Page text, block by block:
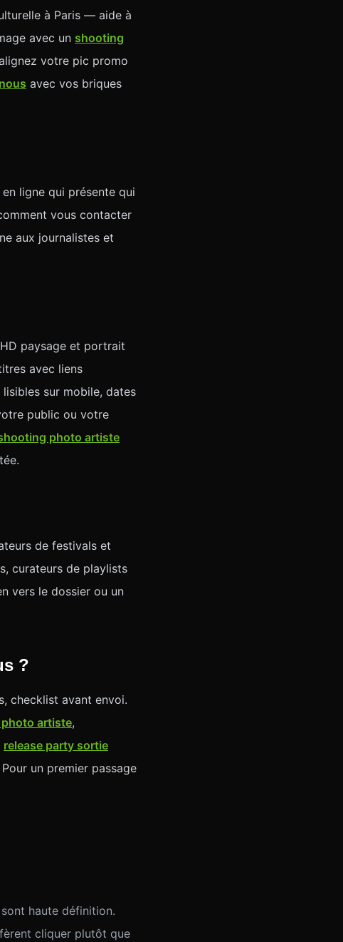
à Paris — aide à
avec un shooting
votre pic promo
avec vos briques
ligne qui présente qui
vous contacter
aux journalistes et
paysage et portrait
avec liens
sur mobile, dates
public ou votre
photo artiste
de festivals et
curateurs de playlists
vers le dossier ou un
?
checklist avant envoi.
artiste,
release party sortie
un premier passage
haute définition.
cliquer plutôt que